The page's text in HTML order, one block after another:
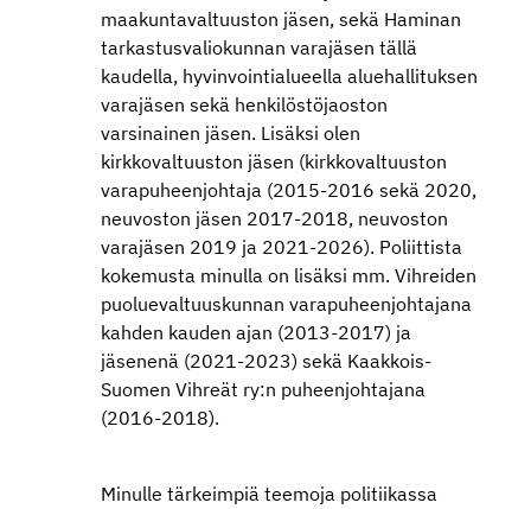
maakuntavaltuuston jäsen, sekä Haminan
tarkastusvaliokunnan varajäsen tällä
kaudella, hyvinvointialueella aluehallituksen
varajäsen sekä henkilöstöjaoston
varsinainen jäsen. Lisäksi olen
kirkkovaltuuston jäsen (kirkkovaltuuston
varapuheenjohtaja (2015-2016 sekä 2020,
neuvoston jäsen 2017-2018, neuvoston
varajäsen 2019 ja 2021-2026). Poliittista
kokemusta minulla on lisäksi mm. Vihreiden
puoluevaltuuskunnan varapuheenjohtajana
kahden kauden ajan (2013-2017) ja
jäsenenä (2021-2023) sekä Kaakkois-
Suomen Vihreät ry:n puheenjohtajana
(2016-2018).
Minulle tärkeimpiä teemoja politiikassa